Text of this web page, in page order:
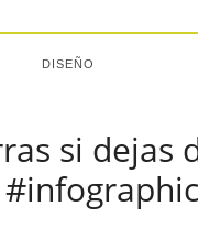
DISEÑO
si dejas